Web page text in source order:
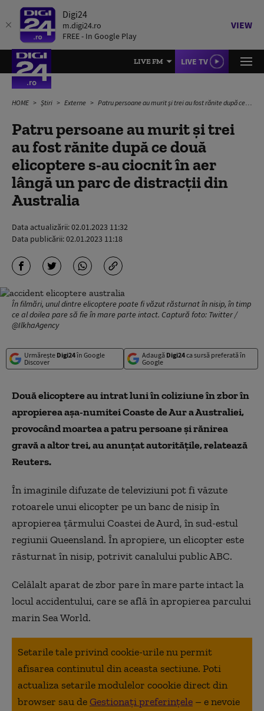
Digi24
m.digi24.ro
FREE - In Google Play
VIEW
LIVE FM LIVE TV
HOME Știri Externe Patru persoane au murit și trei au fost rănite după ce două elicoptere s-au ciocnit în aer lângă un parc de distracții din Australia
Patru persoane au murit și trei
au fost rănite după ce două
elicoptere s-au ciocnit în aer
lângă un parc de distracții din
Australia
Data actualizării:02.01.2023 11:32
Data publicării:02.01.2023 11:18
În filmări, unul dintre elicoptere poate fi văzut răsturnat în nisip, în timp
ce al doilea pare să fie în mare parte intact. Captură foto: Twitter /
@IlkhaAgency
Urmărește Digi24în Google
Discover
Adaugă Digi24ca sursă preferată în
Google
Două elicoptere au intrat luni în coliziune în zbor în
apropierea aşa-numitei Coaste de Aur a Australiei,
provocând moartea a patru persoane şi rănirea
gravă a altor trei, au anunţat autorităţile, relatează
Reuters.
În imaginile difuzate de televiziuni pot fi văzute
rotoarele unui elicopter pe un banc de nisip în
apropierea ţărmului Coastei de Aurd, în sud-estul
regiunii Queensland. În apropiere, un elicopter este
răsturnat în nisip, potrivit canalului public ABC.
Celălalt aparat de zbor pare în mare parte intact la
locul accidentului, care se află în apropierea parcului
marin Sea World.
Setarile tale privind cookie-urile nu permit
afisarea continutul din aceasta sectiune. Poti
actualiza setarile modulelor coookie direct din
browser sau deGestionați preferințele – e nevoie